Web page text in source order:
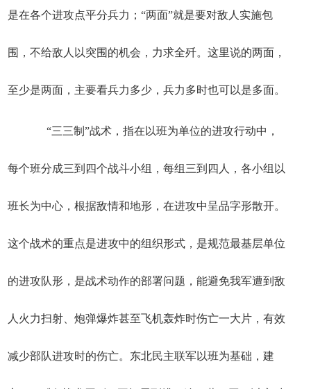
是在各个进攻点平分兵力；“两面”就是要对敌人实施包
围，不给敌人以突围的机会，力求全歼。这里说的两面，
至少是两面，主要看兵力多少，兵力多时也可以是多面。
“三三制”战术，指在以班为单位的进攻行动中，
每个班分成三到四个战斗小组，每组三到四人，各小组以
班长为中心，根据敌情和地形，在进攻中呈品字形散开。
这个战术的重点是进攻中的组织形式，是规范最基层单位
的进攻队形，是战术动作的部署问题，能避免我军遭到敌
人火力扫射、炮弹爆炸甚至飞机轰炸时伤亡一大片，有效
减少部队进攻时的伤亡。东北民主联军以班为基础，建